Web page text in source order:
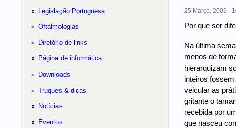
25 Março, 2009 -
Por que ser
Na última
menos de
hierarquizam
inteiros
veicular as
gritante o
recebida por
que nasceu
Legislação Portuguesa
Oftalmologias
Diretório de links
Página de informática
Downloads
Truques & dicas
Notícias
Eventos